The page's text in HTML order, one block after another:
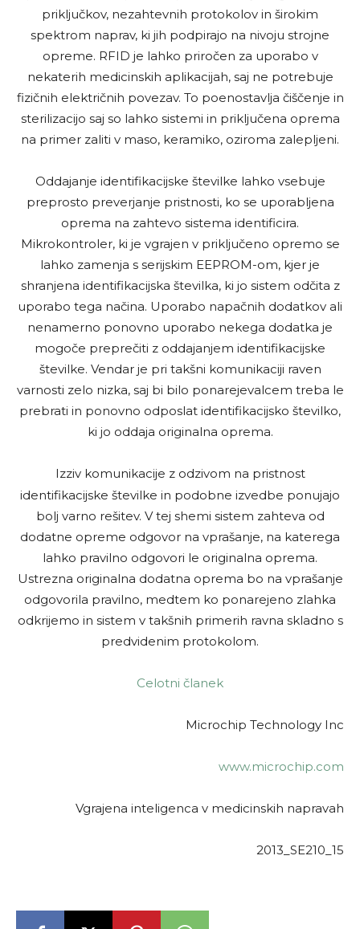
priključkov, nezahtevnih protokolov in širokim
spektrom naprav, ki jih podpirajo na nivoju strojne
opreme. RFID je lahko priročen za uporabo v
nekaterih medicinskih aplikacijah, saj ne potrebuje
fizičnih električnih povezav. To poenostavlja čiščenje in
sterilizacijo saj so lahko sistemi in priključena oprema
na primer zaliti v maso, keramiko, oziroma zalepljeni.
Oddajanje identifikacijske številke lahko vsebuje
preprosto preverjanje pristnosti, ko se uporabljena
oprema na zahtevo sistema identificira.
Mikrokontroler, ki je vgrajen v priključeno opremo se
lahko zamenja s serijskim EEPROM-om, kjer je
shranjena identifikacijska številka, ki jo sistem odčita z
uporabo tega načina. Uporabo napačnih dodatkov ali
nenamerno ponovno uporabo nekega dodatka je
mogoče preprečiti z oddajanjem identifikacijske
številke. Vendar je pri takšni komunikaciji raven
varnosti zelo nizka, saj bi bilo ponarejevalcem treba le
prebrati in ponovno odposlat identifikacijsko številko,
ki jo oddaja originalna oprema.
Izziv komunikacije z odzivom na pristnost
identifikacijske številke in podobne izvedbe ponujajo
bolj varno rešitev. V tej shemi sistem zahteva od
dodatne opreme odgovor na vprašanje, na katerega
lahko pravilno odgovori le originalna oprema.
Ustrezna originalna dodatna oprema bo na vprašanje
odgovorila pravilno, medtem ko ponarejeno zlahka
odkrijemo in sistem v takšnih primerih ravna skladno s
predvidenim protokolom.
Celotni članek
Microchip Technology Inc
www.mic­ro­chip­.com
Vgrajena inteligenca v medicinskih napravah
2013_SE210_15